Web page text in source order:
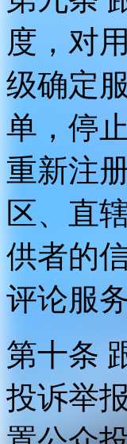
度，对
级确定
单，停
重新注
区、直
供者的
评论服
第十条
投诉举